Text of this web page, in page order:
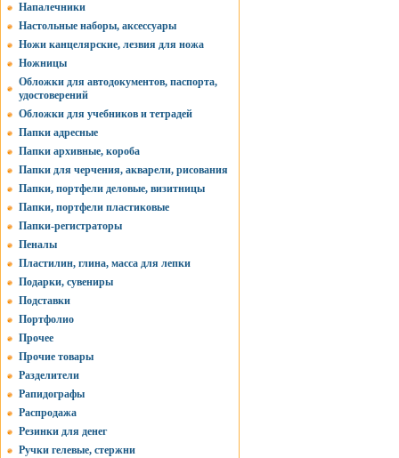
Напалечники
Настольные наборы, аксессуары
Ножи канцелярские, лезвия для ножа
Ножницы
Обложки для автодокументов, паспорта,
удостоверений
Обложки для учебников и тетрадей
Папки адресные
Папки архивные, короба
Папки для черчения, акварели, рисования
Папки, портфели деловые, визитницы
Папки, портфели пластиковые
Папки-регистраторы
Пеналы
Пластилин, глина, масса для лепки
Подарки, сувениры
Подставки
Портфолио
Прочее
Прочие товары
Разделители
Рапидографы
Распродажа
Резинки для денег
Ручки гелевые, стержни